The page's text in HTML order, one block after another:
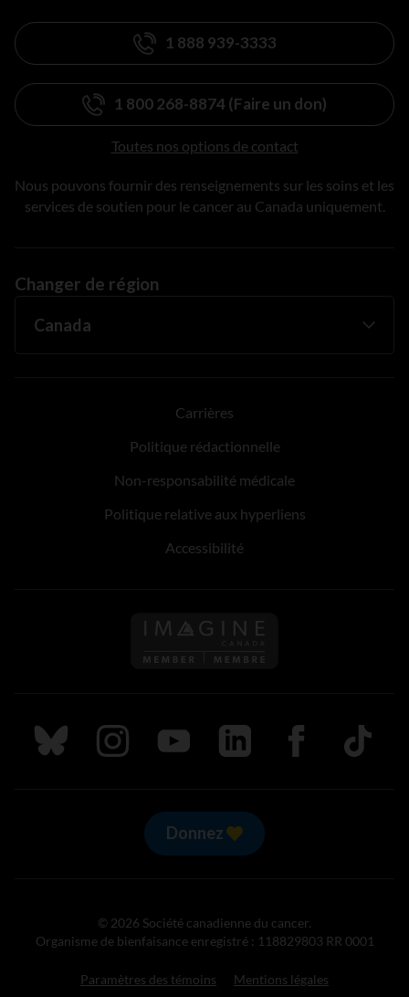
1 888 939-3333
1 800 268-8874 (Faire un don)
Toutes nos options de contact
Nous pouvons fournir des renseignements sur les soins et les
services de soutien pour le cancer au Canada uniquement.
Changer de région
Carrières
Politique rédactionnelle
Non-responsabilité médicale
Politique relative aux hyperliens
Accessibilité
Suivez nous sur Bluesky
Suivez nous sur Instagram
Suivez nous sur Youtube
Suivez nous sur LinkedIn
Suivez nous sur
TikTok
Donnez
© 2026 Société canadienne du cancer.
Organisme de bienfaisance enregistré : 118829803 RR 0001
Paramètres des témoins Mentions légales